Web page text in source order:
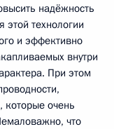
надёжность
технологии
и эффективно
внутри
При этом
которые очень
что